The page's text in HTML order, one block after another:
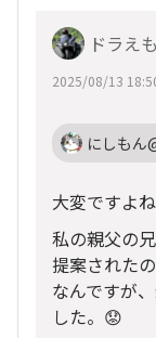
ドラえ
2025/08/13
にしもん
大変ですよ
私の親父の
提案された
なんですが
した。😟